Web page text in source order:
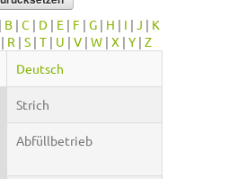
| B | C | D | E | F | G | H | I | J | K
| R | S | T | U | V | W | X | Y | Z
Deutsch
Strich
Abfüllbetrieb